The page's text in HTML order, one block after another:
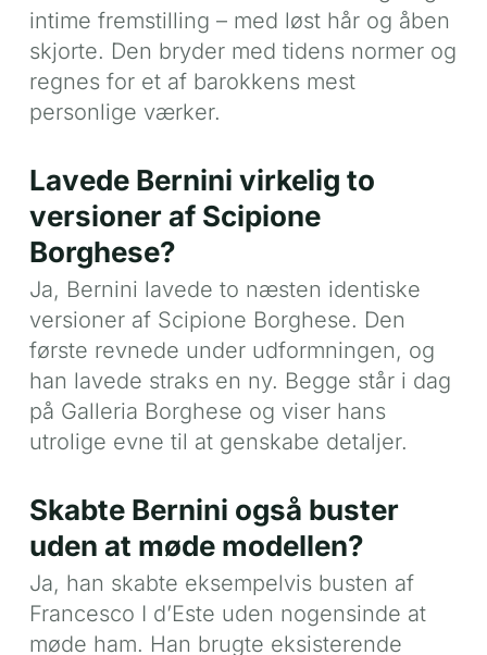
intime fremstilling – med løst hår og åben
skjorte. Den bryder med tidens normer og
regnes for et af barokkens mest
personlige værker.
Lavede Bernini virkelig to
versioner af Scipione
Borghese?
Ja, Bernini lavede to næsten identiske
versioner af Scipione Borghese. Den
første revnede under udformningen, og
han lavede straks en ny. Begge står i dag
på Galleria Borghese og viser hans
utrolige evne til at genskabe detaljer.
Skabte Bernini også buster
uden at møde modellen?
Ja, han skabte eksempelvis busten af
Francesco I d’Este uden nogensinde at
møde ham. Han brugte eksisterende